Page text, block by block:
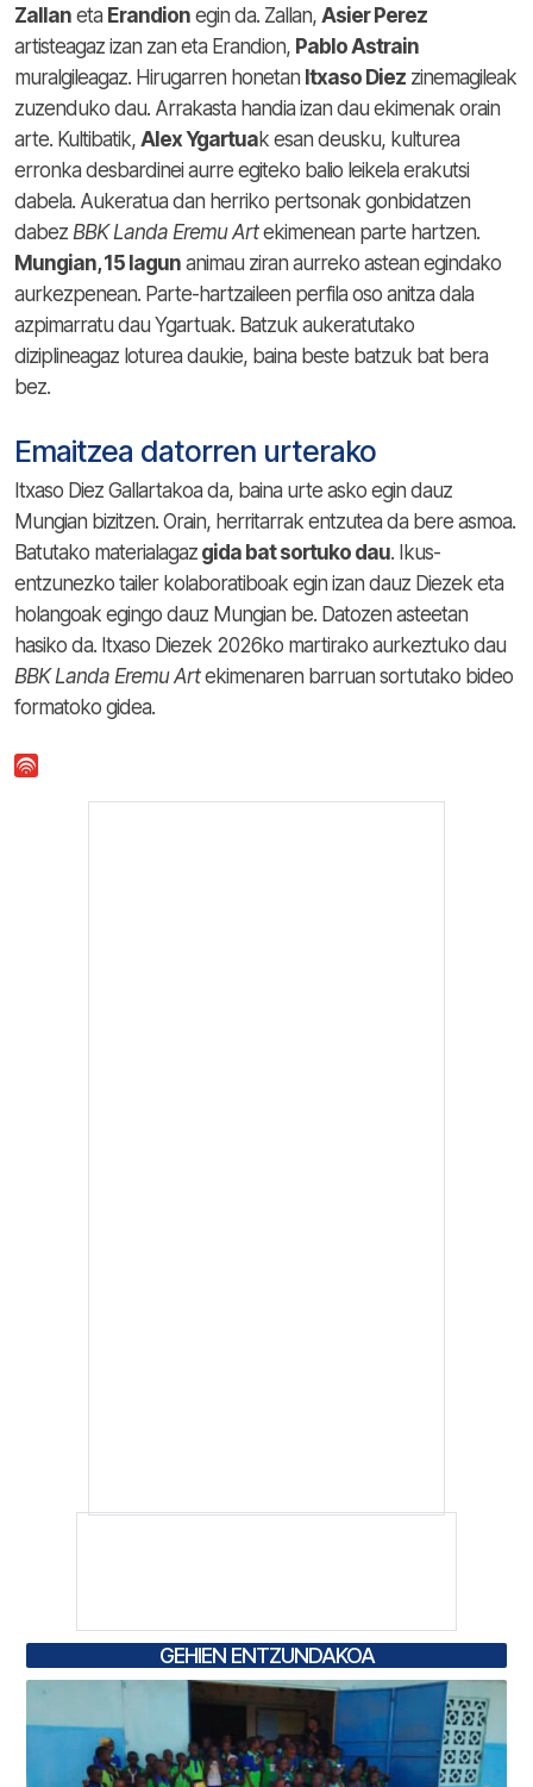
Zallan eta Erandion egin da. Zallan, Asier Perez
artisteagaz izan zan eta Erandion, Pablo Astrain
muralgileagaz. Hirugarren honetan Itxaso Diez zinemagileak
zuzenduko dau. Arrakasta handia izan dau ekimenak orain
arte. Kultibatik, Alex Ygartuak esan deusku, kulturea
erronka desbardinei aurre egiteko balio leikela erakutsi
dabela. Aukeratua dan herriko pertsonak gonbidatzen
dabez BBK Landa Eremu Artekimenean parte hartzen.
Mungian, 15 lagun animau ziran aurreko astean egindako
aurkezpenean. Parte-hartzaileen perfila oso anitza dala
azpimarratu dau Ygartuak. Batzuk aukeratutako
diziplineagaz loturea daukie, baina beste batzuk bat bera
bez.
Emaitzea datorren urterako
Itxaso Diez Gallartakoa da, baina urte asko egin dauz
Mungian bizitzen. Orain, herritarrak entzutea da bere asmoa.
Batutako materialagaz gida bat sortuko dau. Ikus-
entzunezko tailer kolaboratiboak egin izan dauz Diezek eta
holangoak egingo dauz Mungian be. Datozen asteetan
hasiko da. Itxaso Diezek 2026ko martirako aurkeztuko dau
BBK Landa Eremu Artekimenaren barruan sortutako bideo
formatoko gidea.
GEHIEN ENTZUNDAKOA